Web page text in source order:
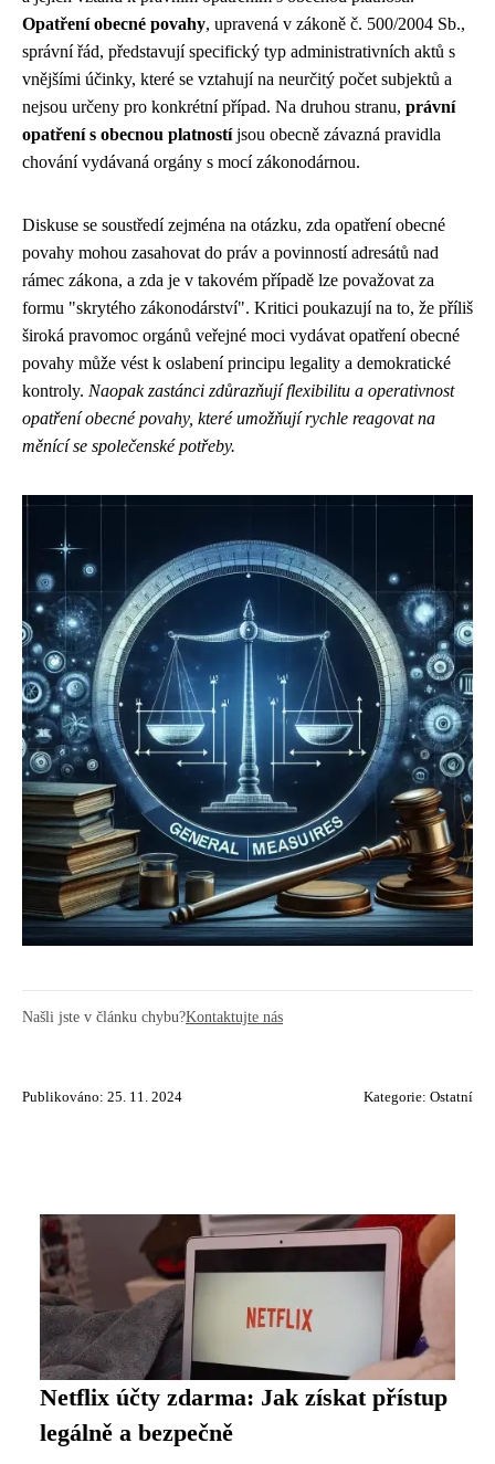
Opatření obecné povahy, upravená v zákoně č. 500/2004 Sb.,
správní řád, představují specifický typ administrativních aktů s
vnějšími účinky, které se vztahují na neurčitý počet subjektů a
nejsou určeny pro konkrétní případ. Na druhou stranu, právní
opatření s obecnou platnostíjsou obecně závazná pravidla
chování vydávaná orgány s mocí zákonodárnou.
Diskuse se soustředí zejména na otázku, zda opatření obecné
povahy mohou zasahovat do práv a povinností adresátů nad
rámec zákona, a zda je v takovém případě lze považovat za
formu "skrytého zákonodárství". Kritici poukazují na to, že příliš
široká pravomoc orgánů veřejné moci vydávat opatření obecné
povahy může vést k oslabení principu legality a demokratické
kontroly. Naopak zastánci zdůrazňují flexibilitu a operativnost
opatření obecné povahy, které umožňují rychle reagovat na
měnící se společenské potřeby.
Našli jste v článku chybu?Kontaktujte nás
Publikováno: 25. 11. 2024 Kategorie: Ostatní
Netflix účty zdarma: Jak získat přístup
legálně a bezpečně